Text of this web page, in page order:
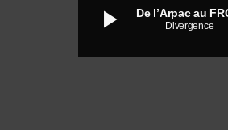
play_arrow De l’Arpac au
Divergence